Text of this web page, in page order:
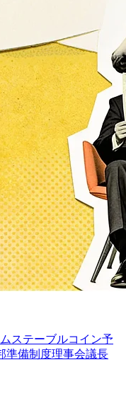
ステーブルコイン予
準備制度理事会議長